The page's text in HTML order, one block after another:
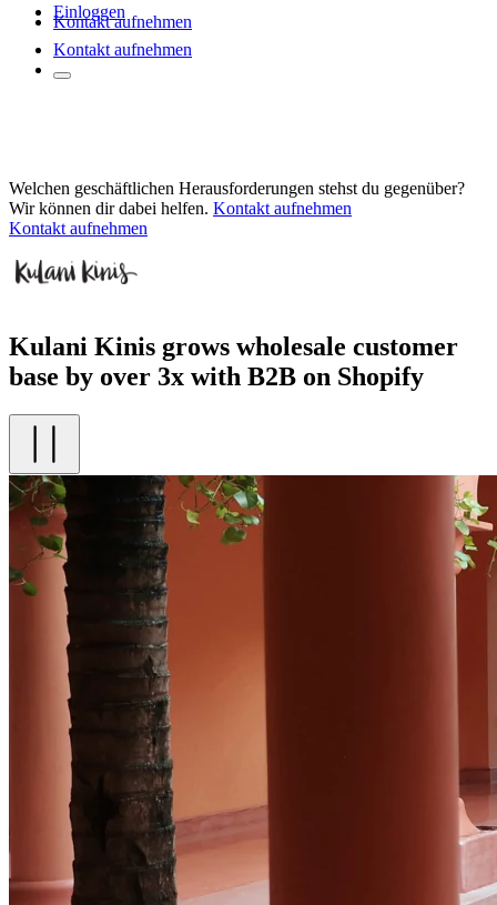
Einloggen
Kontakt aufnehmen
Kontakt aufnehmen
Welchen geschäftlichen Herausforderungen stehst du gegenüber?
Wir können dir dabei helfen. Kontakt aufnehmen
Kontakt aufnehmen
Kulani Kinis grows wholesale customer
base by over 3x with B2B on Shopify